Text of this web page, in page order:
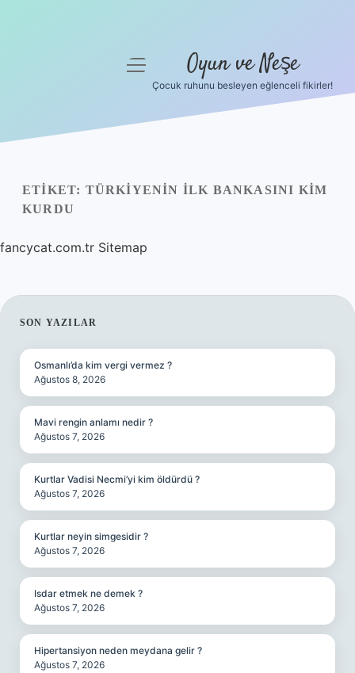
Yasal Uyarı
menüyü
Oyun ve Neşe
Çocuk ruhunu besleyen eğlenceli fikirler!
ETIKET: TÜRKIYENIN ILK BANKASINI KIM
KURDU
fancycat.com.tr Sitemap
SIDEBAR
SON YAZILAR
Osmanlı’da kim vergi vermez ?
Ağustos 8, 2026
Mavi rengin anlamı nedir ?
Ağustos 7, 2026
Kurtlar Vadisi Necmi’yi kim öldürdü ?
Ağustos 7, 2026
Kurtlar neyin simgesidir ?
Ağustos 7, 2026
Isdar etmek ne demek ?
Ağustos 7, 2026
Hipertansiyon neden meydana gelir ?
Ağustos 7, 2026